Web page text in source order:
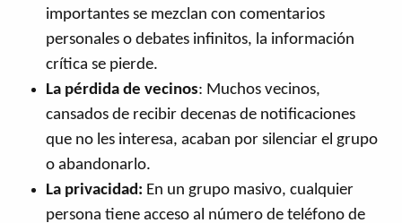
importantes se mezclan con comentarios
personales o debates infinitos, la información
crítica se pierde.
La pérdida de vecinos: Muchos vecinos,
cansados de recibir decenas de notificaciones
que no les interesa, acaban por silenciar el grupo
o abandonarlo.
La privacidad: En un grupo masivo, cualquier
persona tiene acceso al número de teléfono de